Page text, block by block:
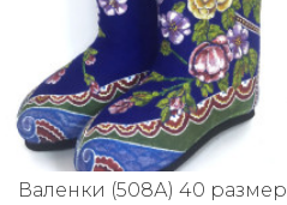
Валенки (508А) 40 размер